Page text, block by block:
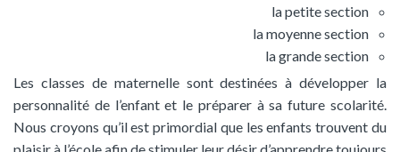
la petite section
la moyenne section
la grande section
Les classes de maternelle sont destinées à développer la
personnalité de l’enfant et le préparer à sa future scolarité.
Nous croyons qu’il est primordial que les enfants trouvent du